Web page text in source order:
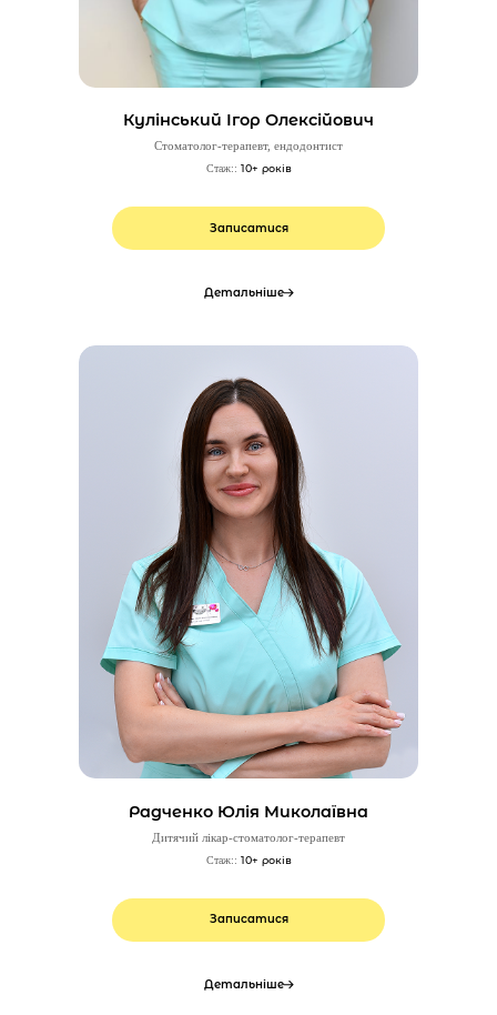
Кулінський Ігор Олексійович
Стоматолог-терапевт, ендодонтист
Стаж:: 10+ років
Записатися
Детальніше
Радченко Юлія Миколаївна
Дитячий лікар-стоматолог-терапевт
Стаж:: 10+ років
Записатися
Детальніше